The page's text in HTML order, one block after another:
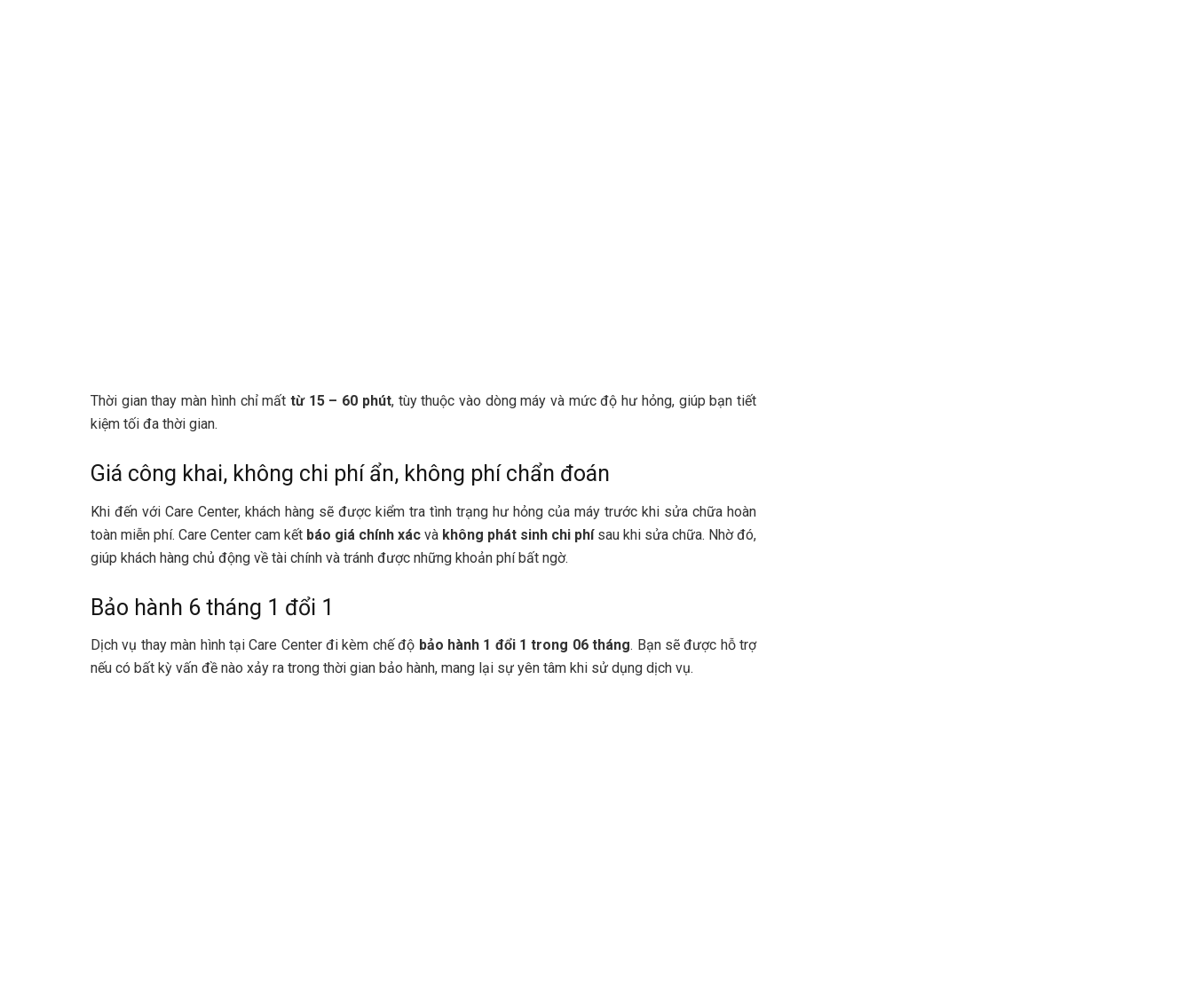
Thời gian thay màn hình chỉ mất từ 15 – 60 phút, tùy thuộc vào dòng máy và mức độ hư hỏng, giúp bạn tiết
kiệm tối đa thời gian.
Giá công khai, không chi phí ẩn, không phí chẩn đoán
Khi đến với Care Center, khách hàng sẽ được kiểm tra tình trạng hư hỏng của máy trước khi sửa chữa hoàn
toàn miễn phí. Care Center cam kết báo giá chính xác và không phát sinh chi phísau khi sửa chữa. Nhờ đó,
giúp khách hàng chủ động về tài chính và tránh được những khoản phí bất ngờ.
Bảo hành 6 tháng 1 đổi 1
Dịch vụ thay màn hình tại Care Center đi kèm chế độ bảo hành 1 đổi 1 trong 06 tháng. Bạn sẽ được hỗ trợ
nếu có bất kỳ vấn đề nào xảy ra trong thời gian bảo hành, mang lại sự yên tâm khi sử dụng dịch vụ.